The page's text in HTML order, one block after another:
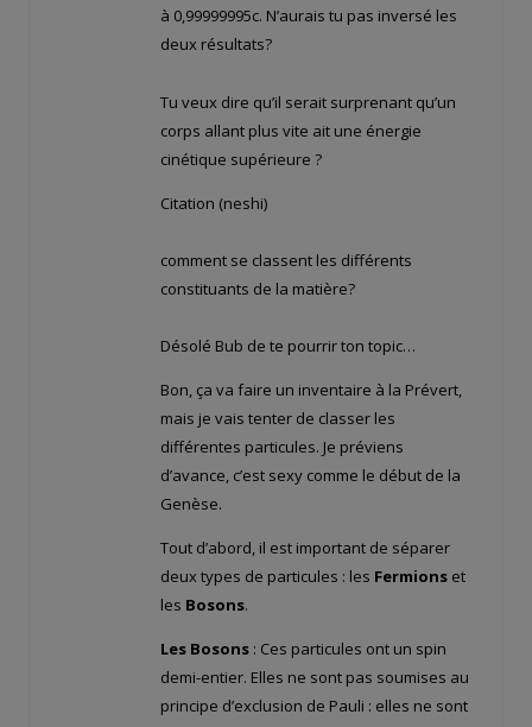
à 0,99999995c. N’aurais tu pas inversé les
deux résultats?
Tu veux dire qu’il serait surprenant qu’un
corps allant plus vite ait une énergie
cinétique supérieure ?
Citation (neshi)
comment se classent les différents
constituants de la matière?
Désolé Bub de te pourrir ton topic…
Bon, ça va faire un inventaire à la Prévert,
mais je vais tenter de classer les
différentes particules. Je préviens
d’avance, c’est sexy comme le début de la
Genèse.
Tout d’abord, il est important de séparer
deux types de particules : les Fermions et
les Bosons.
Les Bosons : Ces particules ont un spin
demi-entier. Elles ne sont pas soumises au
principe d’exclusion de Pauli : elles ne sont